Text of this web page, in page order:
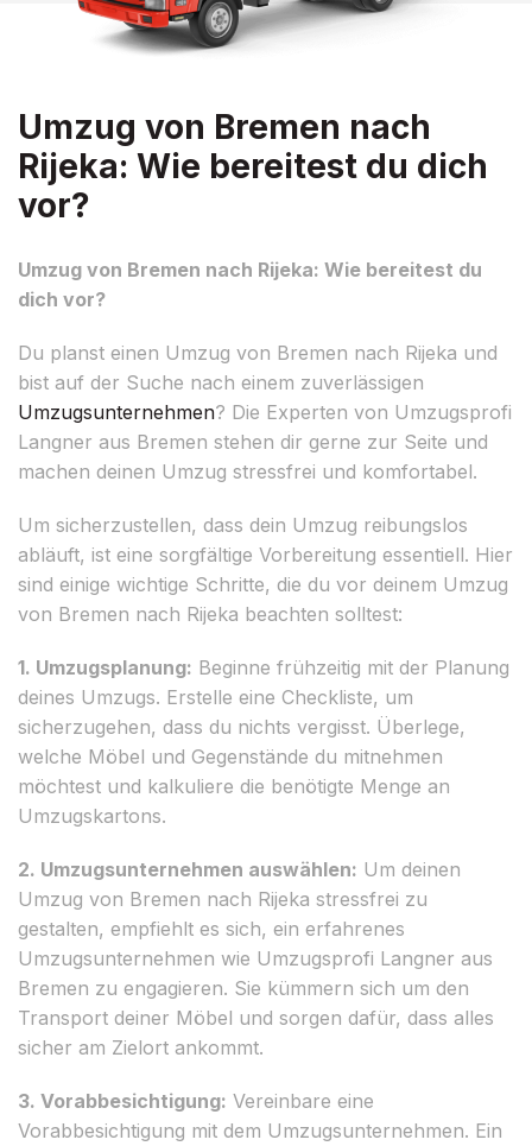
Umzug von Bremen nach
Rijeka: Wie bereitest du dich
vor?
Umzug von Bremen nach Rijeka: Wie bereitest du
dich vor?
Du planst einen Umzug von Bremen nach Rijeka und
bist auf der Suche nach einem zuverlässigen
Umzugsunternehmen? Die Experten von Umzugsprofi
Langner aus Bremen stehen dir gerne zur Seite und
machen deinen Umzug stressfrei und komfortabel.
Um sicherzustellen, dass dein Umzug reibungslos
abläuft, ist eine sorgfältige Vorbereitung essentiell. Hier
sind einige wichtige Schritte, die du vor deinem Umzug
von Bremen nach Rijeka beachten solltest:
1. Umzugsplanung: Beginne frühzeitig mit der Planung
deines Umzugs. Erstelle eine Checkliste, um
sicherzugehen, dass du nichts vergisst. Überlege,
welche Möbel und Gegenstände du mitnehmen
möchtest und kalkuliere die benötigte Menge an
Umzugskartons.
2. Umzugsunternehmen auswählen: Um deinen
Umzug von Bremen nach Rijeka stressfrei zu
gestalten, empfiehlt es sich, ein erfahrenes
Umzugsunternehmen wie Umzugsprofi Langner aus
Bremen zu engagieren. Sie kümmern sich um den
Transport deiner Möbel und sorgen dafür, dass alles
sicher am Zielort ankommt.
3. Vorabbesichtigung: Vereinbare eine
Vorabbesichtigung mit dem Umzugsunternehmen. Ein